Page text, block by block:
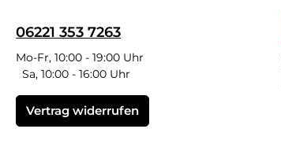
06221 353 7263
Mo-Fr, 10:00 - 19:00 Uhr
Sa, 10:00 - 16:00 Uhr
Vertrag widerrufen